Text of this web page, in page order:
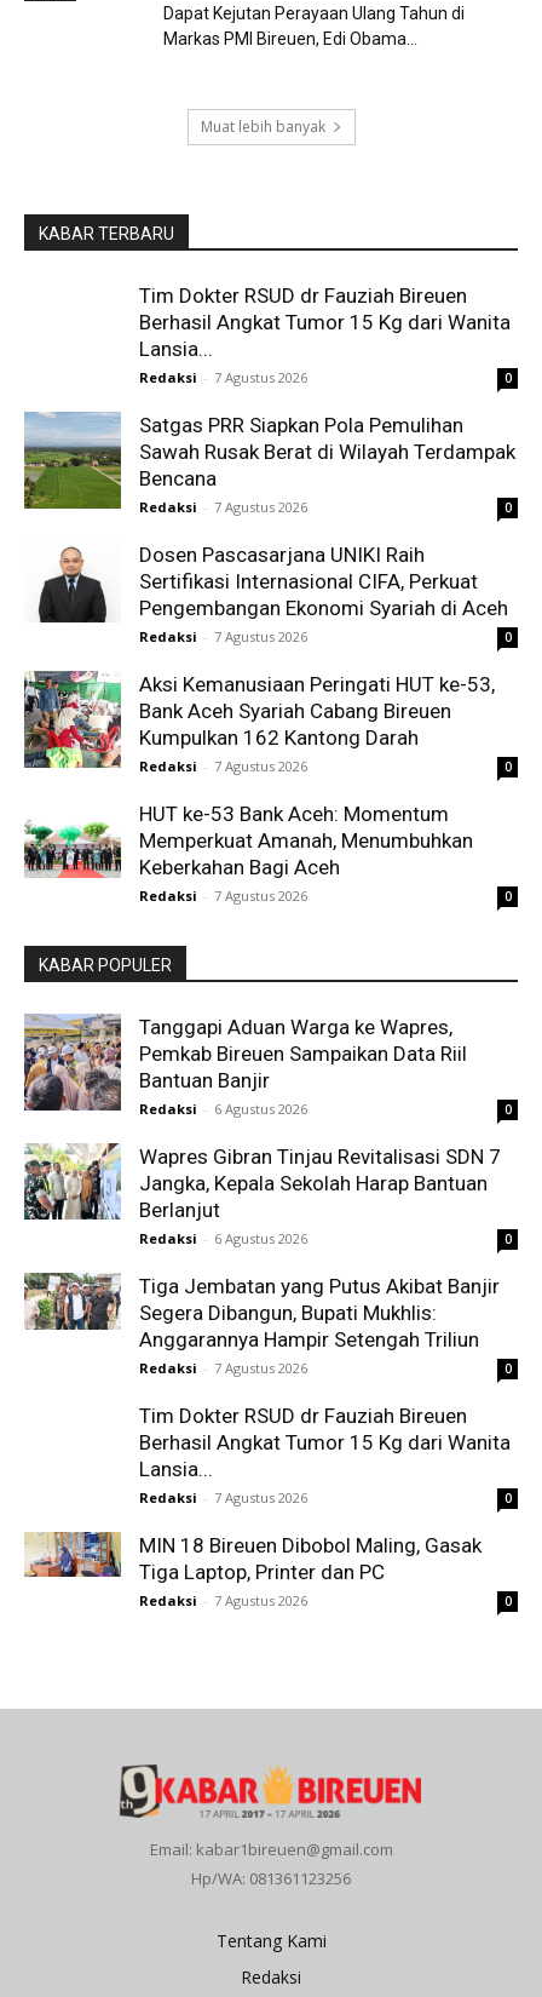
Dapat Kejutan Perayaan Ulang Tahun di
Markas PMI Bireuen, Edi Obama...
Muat lebih banyak
KABAR TERBARU
Tim Dokter RSUD dr Fauziah Bireuen
Berhasil Angkat Tumor 15 Kg dari Wanita
Lansia...
Redaksi - 7 Agustus 2026 0
Satgas PRR Siapkan Pola Pemulihan
Sawah Rusak Berat di Wilayah Terdampak
Bencana
Redaksi - 7 Agustus 2026 0
Dosen Pascasarjana UNIKI Raih
Sertifikasi Internasional CIFA, Perkuat
Pengembangan Ekonomi Syariah di Aceh
Redaksi - 7 Agustus 2026 0
Aksi Kemanusiaan Peringati HUT ke-53,
Bank Aceh Syariah Cabang Bireuen
Kumpulkan 162 Kantong Darah
Redaksi - 7 Agustus 2026 0
HUT ke-53 Bank Aceh: Momentum
Memperkuat Amanah, Menumbuhkan
Keberkahan Bagi Aceh
Redaksi - 7 Agustus 2026 0
KABAR POPULER
Tanggapi Aduan Warga ke Wapres,
Pemkab Bireuen Sampaikan Data Riil
Bantuan Banjir
Redaksi - 6 Agustus 2026 0
Wapres Gibran Tinjau Revitalisasi SDN 7
Jangka, Kepala Sekolah Harap Bantuan
Berlanjut
Redaksi - 6 Agustus 2026 0
Tiga Jembatan yang Putus Akibat Banjir
Segera Dibangun, Bupati Mukhlis:
Anggarannya Hampir Setengah Triliun
Redaksi - 7 Agustus 2026 0
Tim Dokter RSUD dr Fauziah Bireuen
Berhasil Angkat Tumor 15 Kg dari Wanita
Lansia...
Redaksi - 7 Agustus 2026 0
MIN 18 Bireuen Dibobol Maling, Gasak
Tiga Laptop, Printer dan PC
Redaksi - 7 Agustus 2026 0
Email: kabar1bireuen@gmail.com
Hp/WA: 081361123256
Tentang Kami
Redaksi